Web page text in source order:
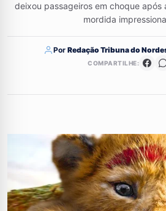
deixou passageiros em choque após
mordida
Por Redação Tribuna do
COMPARTILHE: